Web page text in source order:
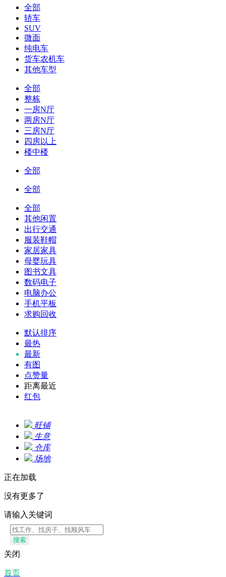
全部
轿车
SUV
微面
纯电车
货车农机车
其他车型
全部
整栋
一房N厅
两房N厅
三房N厅
四房以上
楼中楼
全部
全部
全部
其他闲置
出行交通
服装鞋帽
家居家具
母婴玩具
图书文具
数码电子
电脑办公
手机平板
求购回收
默认排序
最热
最新
有图
点赞量
距离最近
红包
旺铺
生意
仓库
场地
正在加载
没有更多了
请输入关键词
搜索
关闭
首页